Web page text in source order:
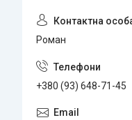
Роман
+380 (93) 648-71-45